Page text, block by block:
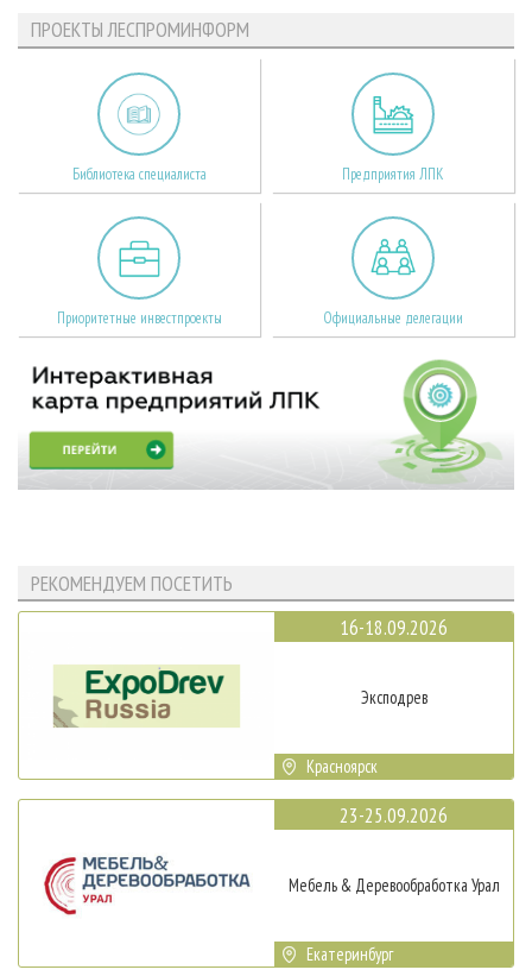
ПРОЕКТЫ ЛЕСПРОМИНФОРМ
Библиотека специалиста Предприятия ЛПК
Приоритетные инвестпроекты Официальные делегации
РЕКОМЕНДУЕМ ПОСЕТИТЬ
16-18.09.2026
Эксподрев
Красноярск
23-25.09.2026
Мебель & Деревообработка Урал
Екатеринбург